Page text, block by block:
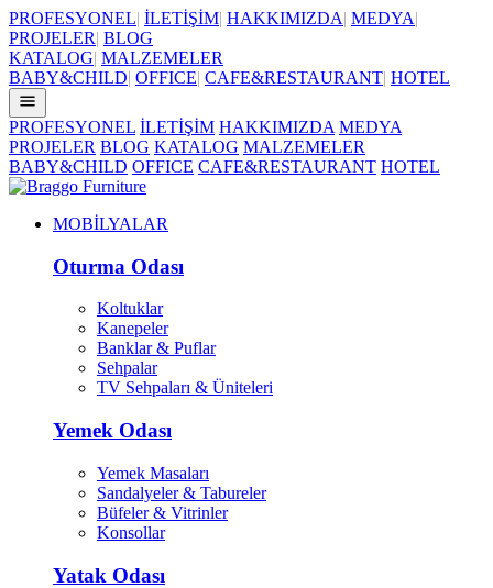
PROFESYONEL| İLETİŞİM| HAKKIMIZDA| MEDYA|
PROJELER| BLOG
KATALOG| MALZEMELER
BABY&CHILD| OFFICE| CAFE&RESTAURANT| HOTEL
PROFESYONEL İLETİŞİM HAKKIMIZDA MEDYA
PROJELER BLOG KATALOG MALZEMELER
BABY&CHILD OFFICE CAFE&RESTAURANT HOTEL
MOBİLYALAR
Oturma Odası
Koltuklar
Kanepeler
Banklar & Puflar
Sehpalar
TV Sehpaları & Üniteleri
Yemek Odası
Yemek Masaları
Sandalyeler & Tabureler
Büfeler & Vitrinler
Konsollar
Yatak Odası